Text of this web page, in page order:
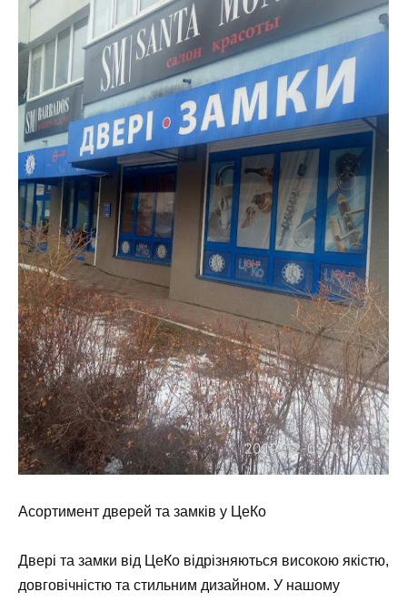
Асортимент дверей та замків у ЦеКо
Двері та замки від ЦеКо відрізняються високою якістю,
довговічністю та стильним дизайном. У нашому